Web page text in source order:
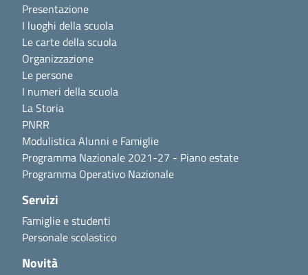
Presentazione
I luoghi della scuola
Le carte della scuola
Organizzazione
Le persone
I numeri della scuola
La Storia
PNRR
Modulistica Alunni e Famiglie
Programma Nazionale 2021-27 - Piano estate
Programma Operativo Nazionale
Servizi
Famiglie e studenti
Personale scolastico
Novità